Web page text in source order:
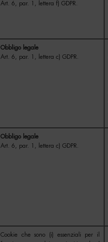
Art. 6, par. 1, lettera f) GDPR.
Obbligo legale
Art. 6, par. 1, lettera c) GDPR.
Obbligo legale
Art. 6, par. 1, lettera c) GDPR.
Cookie che sono (i) essenziali per il